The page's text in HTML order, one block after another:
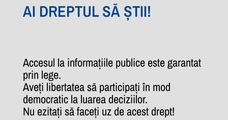
AI DREPTUL SĂ ȘTII!
Accesul la informațiile publice este garantat
prin lege.
Aveți libertatea să participați în mod
democratic la luarea deciziilor.
Nu ezitați să faceți uz de acest drept!